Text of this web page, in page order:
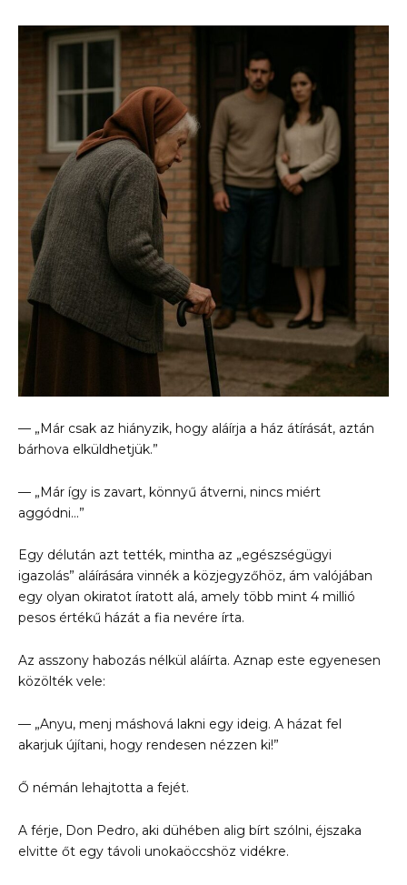
— „Már csak az hiányzik, hogy aláírja a ház átírását, aztán
bárhova elküldhetjük.”
— „Már így is zavart, könnyű átverni, nincs miért
aggódni…”
Egy délután azt tették, mintha az „egészségügyi
igazolás” aláírására vinnék a közjegyzőhöz, ám valójában
egy olyan okiratot íratott alá, amely több mint 4 millió
pesos értékű házát a fia nevére írta.
Az asszony habozás nélkül aláírta. Aznap este egyenesen
közölték vele:
— „Anyu, menj máshová lakni egy ideig. A házat fel
akarjuk újítani, hogy rendesen nézzen ki!”
Ő némán lehajtotta a fejét.
A férje, Don Pedro, aki dühében alig bírt szólni, éjszaka
elvitte őt egy távoli unokaöccshöz vidékre.